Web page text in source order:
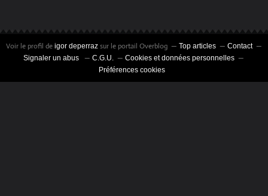
Voir le profil de igor deperraz sur le portail Overblog Top articles
Contact
Signaler un abus
C.G.U.
Cookies et données personnelles
Préférences cookies